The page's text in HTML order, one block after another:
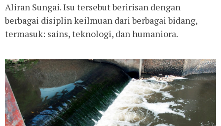
Aliran Sungai. Isu tersebut beririsan dengan
berbagai disiplin keilmuan dari berbagai bidang,
termasuk: sains, teknologi, dan humaniora.